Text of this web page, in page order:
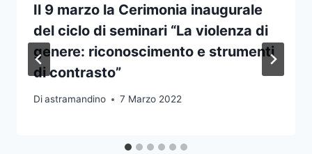
Il 9 marzo la Cerimonia inaugurale
del ciclo di seminari “La violenza di
genere: riconoscimento e strumenti
di contrasto”
Diastramandino 7 Marzo 2022